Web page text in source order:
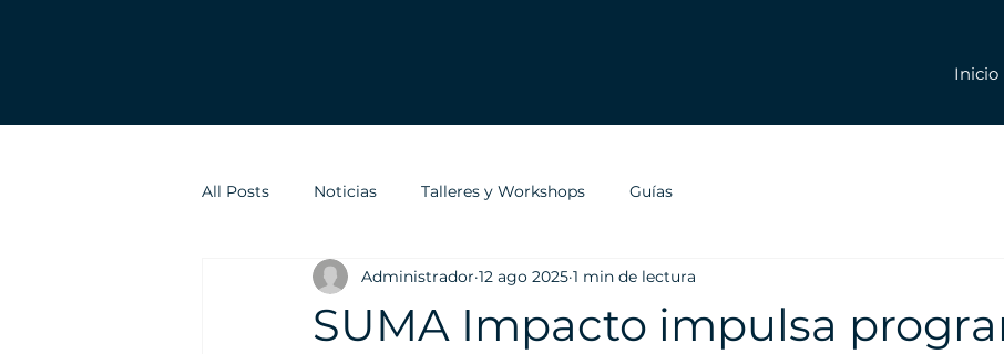
Inicio
All Posts Noticias Talleres y Workshops Guías
SUMA Impacto impulsa
Administrador 12 ago 2025 1 min de lectura